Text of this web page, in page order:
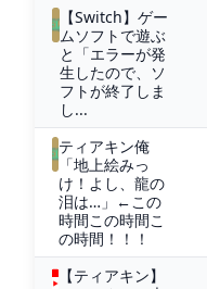
【Switch】ゲー
ムソフトで遊ぶ
と「エラーが発
生したので、ソ
フトが終了しま
し...
ティアキン俺
「地上絵みっ
け！よし、龍の
泪は…」←この
時間この時間こ
の時間！！！
【ティアキン】